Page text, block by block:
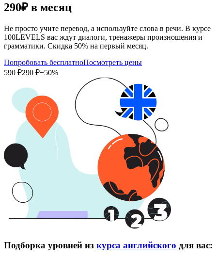
290₽ в месяц
Не просто учите перевод, а используйте слова в речи. В курсе
100LEVELS вас ждут диалоги, тренажеры произношения и
грамматики. Скидка 50% на первый месяц.
Попробовать бесплатноПосмотреть цены
590 ₽290 ₽−50%
Подборка уровней из курса английского для вас: